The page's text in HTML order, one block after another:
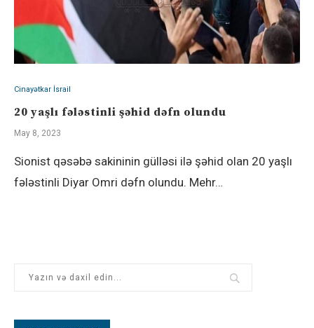
Cinayətkar İsrail
20 yaşlı fələstinli şəhid dəfn olundu
May 8, 2023
Sionist qəsəbə sakininin gülləsi ilə şəhid olan 20 yaşlı
fələstinli Diyar Omri dəfn olundu. Mehr…